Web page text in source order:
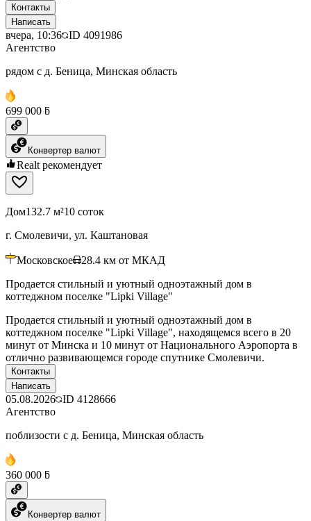
Контакты
Написать
вчера, 10:36 ID 4091986
Агентство
рядом с д. Беница, Минская область
699 000 ƃ
Конвертер валют
Realt рекомендует
Дом132.7 м²10 соток
г. Смолевичи, ул. Каштановая
Московское 28.4 км от МКАД
Продается стильный и уютный одноэтажный дом в
коттеджном поселке "Lipki Village"
Продается стильный и уютный одноэтажный дом в
коттеджном поселке "Lipki Village", находящемся всего в 20
минут от Минска и 10 минут от Национального Аэропорта в
отлично развивающемся городе спутнике Смолевичи.
Контакты
Написать
05.08.2026 ID 4128666
Агентство
поблизости с д. Беница, Минская область
360 000 ƃ
Конвертер валют